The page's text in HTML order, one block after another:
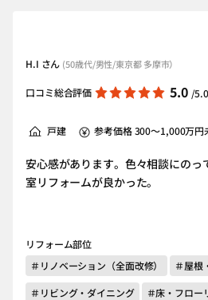
H.I さん (50歳代/男性/東京都 多摩市）
口コミ総合評価 5.0 /5.0
戸建 参考価格 300～1,000万円
安心感があります。色々相談にのっ
室リフォームが良かった。
リフォーム部位
＃リノベーション（全面改修）
＃屋根
＃リビング・ダイニング
＃床・フロー